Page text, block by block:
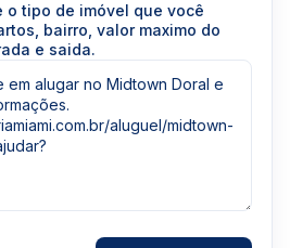
o tipo de imóvel que você
bairro, valor maximo do
e saida.